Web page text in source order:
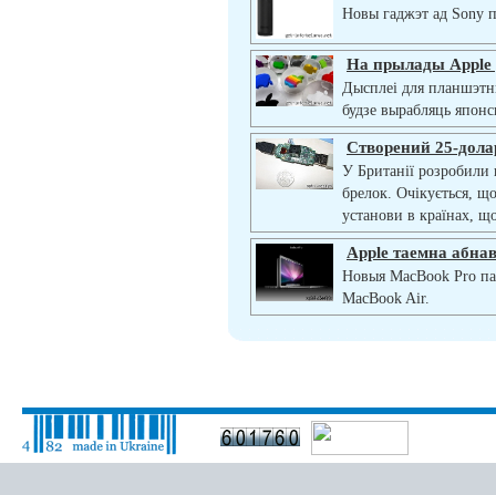
Новы гаджэт ад Sony
На прылады Apple
Дысплеі для
будзе вырабляць
Створений 25-
У Британії
брелок. Очікується,
установи в країнах,
Apple таемна
Новыя MacBook Pro па
MacBook Air.